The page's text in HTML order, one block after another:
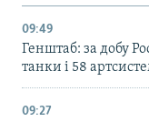
09:49
Генштаб: за добу
танки і 58
09:27